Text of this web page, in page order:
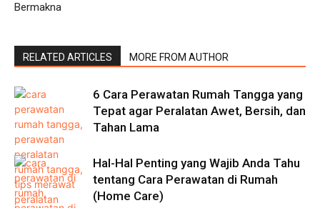
Bermakna
RELATED ARTICLES MORE FROM AUTHOR
6 Cara Perawatan Rumah Tangga yang
Tepat agar Peralatan Awet, Bersih, dan
Tahan Lama
Hal-Hal Penting yang Wajib Anda Tahu
tentang Cara Perawatan di Rumah
(Home Care)